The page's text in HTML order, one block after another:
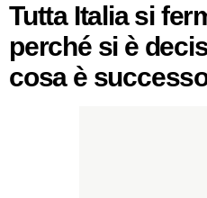
Tutta Italia si
perché si è
cosa è